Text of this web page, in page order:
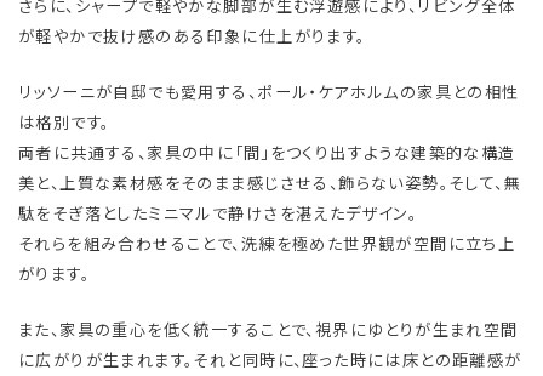
さらに、シャープで軽やかな脚部が生む浮遊感により、リビング全体
が軽やかで抜け感のある印象に仕上がります。
リッソーニが自邸でも愛用する、ポール・ケアホルムの家具との相性
は格別です。
両者に共通する、家具の中に「間」をつくり出すような建築的な構造
美と、上質な素材感をそのまま感じさせる、飾らない姿勢。そして、無
駄をそぎ落としたミニマルで静けさを湛えたデザイン。
それらを組み合わせることで、洗練を極めた世界観が空間に立ち上
がります。
また、家具の重心を低く統一することで、視界にゆとりが生まれ空間
に広がりが生まれます。それと同時に、座った時には床との距離感が